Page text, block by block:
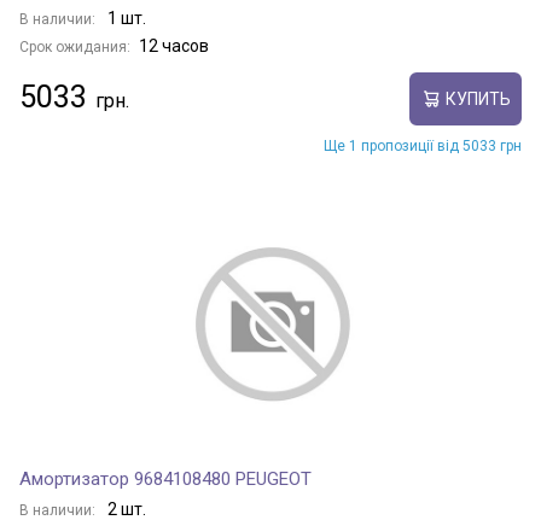
В наличии: 1 шт.
Срок ожидания: 12 часов
5033 КУПИТЬ
Ще 1 пропозиції від 5033 грн
Амортизатор 9684108480 PEUGEOT
В наличии: 2 шт.